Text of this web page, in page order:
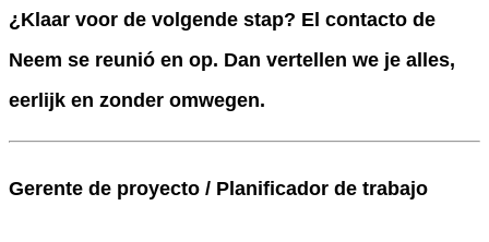
¿Klaar voor de volgende stap? El contacto de
Neem se reunió en op. Dan vertellen we je alles,
eerlijk en zonder omwegen.
Gerente de proyecto / Planificador de trabajo